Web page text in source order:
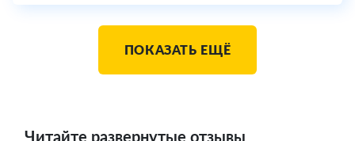
ПОКАЗАТЬ ЕЩЁ
Читайте развернутые отзывы